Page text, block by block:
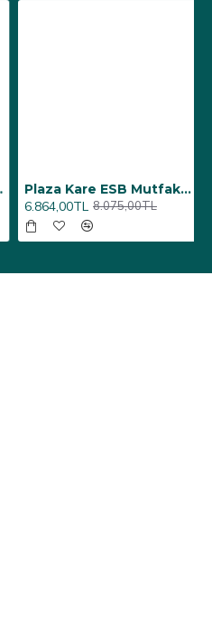
Plaza Kare ESB Mutfak Masası (Werzalit, Allzalit veya Wermodin Tablalı 80X80) - Afyon Mermer
6.864,00TL 8.075,00TL